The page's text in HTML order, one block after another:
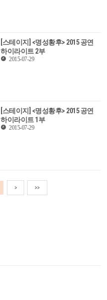
[스테이지] <명성황후> 2015 공연
하이라이트 2부
2015-07-29
[스테이지] <명성황후> 2015 공연
하이라이트 1부
2015-07-29
> >>